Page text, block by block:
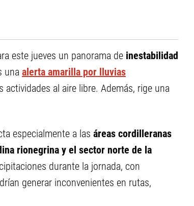
este jueves un panorama de inestabilidad
una alerta amarilla por lluvias
al aire libre. Además, rige una
especialmente a las áreas cordilleranas
rionegrina y el sector norte de la
durante la jornada, con
generar inconvenientes en rutas,